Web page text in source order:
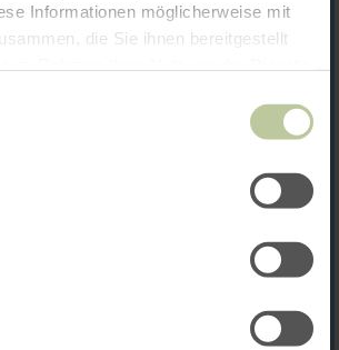
Informationen möglicherweise mit
die Sie ihnen bereitgestellt